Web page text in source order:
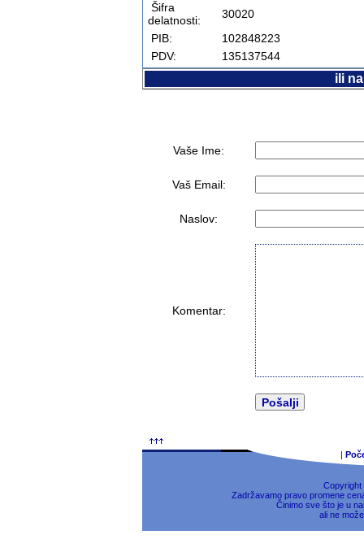
Šifra
delatnosti:
30020
PIB:
102848223
PDV:
135137544
ili
Vaše Ime:
Vaš Email:
Naslov:
Komentar:
|
Zadržavamo pravo promene
Činimo sve što je u
ali ne